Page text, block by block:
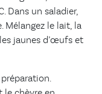
Dans un saladier,
Mélangez le lait, la
jaunes d’œufs et